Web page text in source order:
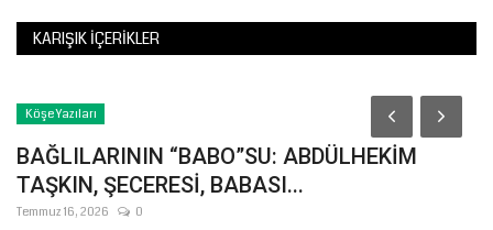
KARIŞIK İÇERIKLER
Köşe Yazıları
BAĞLILARININ “BABO”SU: ABDÜLHEKİM
TAŞKIN, ŞECERESİ, BABASI...
Temmuz 16, 2026 0